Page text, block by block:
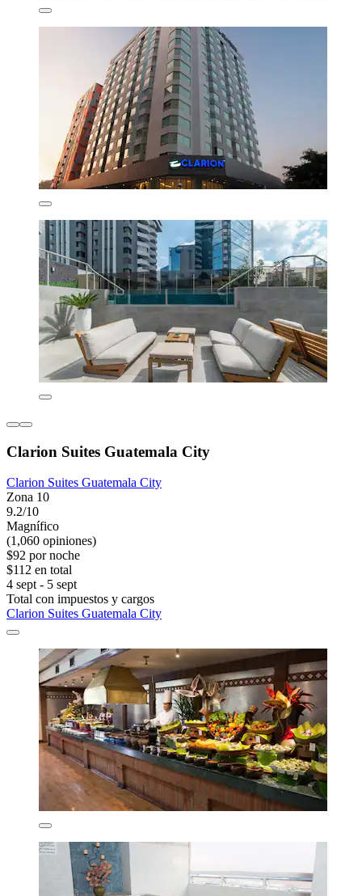
Clarion Suites Guatemala City
Clarion Suites Guatemala City
Zona 10
9.2/10
Magnífico
(1,060 opiniones)
$92 por noche
$112 en total
4 sept - 5 sept
Total con impuestos y cargos
Clarion Suites Guatemala City